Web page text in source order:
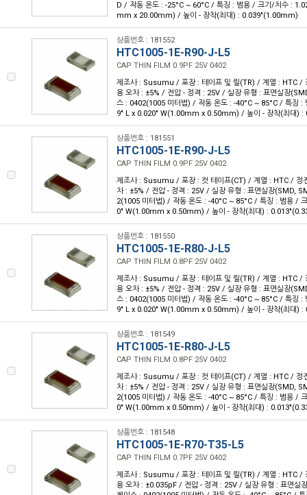
D / 작동 온도 : -25°C ~ 60°C / 특징 : 범용 / 크기/치수 :
mm x 20.00mm) / 높이 - 장착(최대) : 0.039"(1.00mm)
상품번호 : 181552
HTC1005-1E-R90-J-L5
CAP THIN FILM 0.9PF 25V 0402
제조사 : Susumu / 포장 : 테이프 및 릴(TR) / 계열 : HTC /
용 오차 : ±5% / 전압 - 정격 : 25V / 실장 유형 : 표면실장
스 : 0402(1005 미터법) / 작동 온도 : -40°C ~ 85°C / 특징 :
9" L x 0.020" W(1.00mm x 0.50mm) / 높이 - 장착(최대)
상품번호 : 181551
HTC1005-1E-R90-J-L5
CAP THIN FILM 0.9PF 25V 0402
제조사 : Susumu / 포장 : 컷 테이프(CT) / 계열 : HTC / 정
차 : ±5% / 전압 - 정격 : 25V / 실장 유형 : 표면실장(SMD,
2(1005 미터법) / 작동 온도 : -40°C ~ 85°C / 특징 : 범용 /
0" W(1.00mm x 0.50mm) / 높이 - 장착(최대) :
상품번호 : 181550
HTC1005-1E-R80-J-L5
CAP THIN FILM 0.8PF 25V 0402
제조사 : Susumu / 포장 : 테이프 및 릴(TR) / 계열 : HTC /
용 오차 : ±5% / 전압 - 정격 : 25V / 실장 유형 : 표면실장
스 : 0402(1005 미터법) / 작동 온도 : -40°C ~ 85°C / 특징 :
9" L x 0.020" W(1.00mm x 0.50mm) / 높이 - 장착(최대)
상품번호 : 181549
HTC1005-1E-R80-J-L5
CAP THIN FILM 0.8PF 25V 0402
제조사 : Susumu / 포장 : 컷 테이프(CT) / 계열 : HTC / 정
차 : ±5% / 전압 - 정격 : 25V / 실장 유형 : 표면실장(SMD,
2(1005 미터법) / 작동 온도 : -40°C ~ 85°C / 특징 : 범용 /
0" W(1.00mm x 0.50mm) / 높이 - 장착(최대) :
상품번호 : 181548
HTC1005-1E-R70-T35-L5
CAP THIN FILM 0.7PF 25V 0402
제조사 : Susumu / 포장 : 테이프 및 릴(TR) / 계열 : HTC /
용 오차 : ±0.035pF / 전압 - 정격 : 25V / 실장 유형 : 표면실